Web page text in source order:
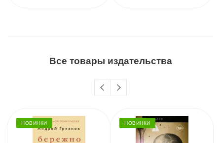
Все товары издательства
НОВИНКИ НОВИНКИ